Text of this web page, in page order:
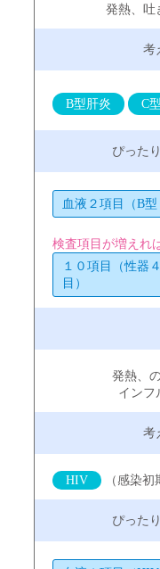
発熱、吐
B型肝炎 C
血液２項目（B型
検査項目が増えれ
１０項目（性器
目）
発熱、
インフ
HIV （感染初